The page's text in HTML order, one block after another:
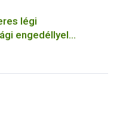
légi
engedéllyel